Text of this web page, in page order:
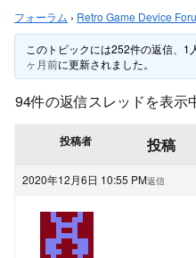
フォーラム › Retro Game Device
このトピックには252件の返信、1
ヶ月前に更新されました。
94件の返信スレッドを表示
投稿者 投稿
2020年12月6日 10:55 PM返信